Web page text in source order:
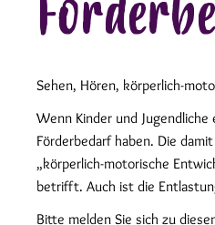
Sehen, Hören, körperlich-
Wenn Kinder und
Förderbedarf haben. Die
„körperlich-motorische
betrifft. Auch ist die
Bitte melden Sie sich zu